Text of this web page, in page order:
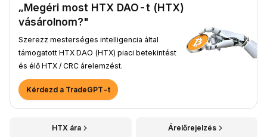
„Megéri most HTX DAO-t (HTX)
vásárolnom?"
Szerezz mesterséges intelligencia által
támogatott HTX DAO (HTX) piaci betekintést
és élő HTX / CRC árelemzést.
Kérdezd a TradeGPT-t
HTX ára Árelőrejelzés